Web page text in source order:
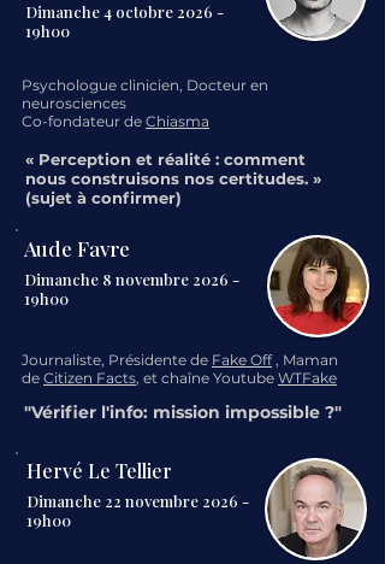
Dimanche 4 octobre 2026 -
19h00
Psychologue clinicien, Docteur en
neurosciences
Co-fondateur de Chiasma
« Perception et réalité : comment
nous construisons nos certitudes. »
(sujet à confirmer)
Aude Favre
Dimanche 8 novembre 2026 -
19h00
Journaliste, Présidente de Fake Off, Maman
de Citizen Facts, et chaîne Youtube WTFake
"Vérifier l'info: mission impossible ?"
Hervé Le Tellier
Dimanche 22 novembre 2026 -
19h00